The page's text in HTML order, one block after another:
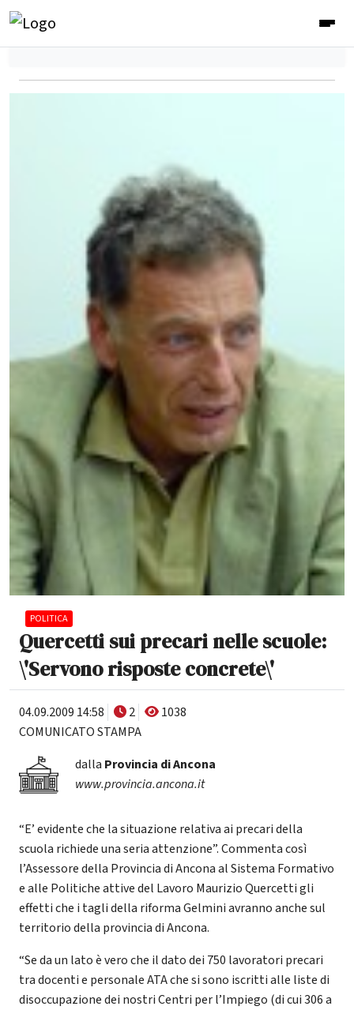
POLITICA
Quercetti sui precari nelle scuole:
\'Servono risposte concrete\'
04.09.2009 14:58 2
1038
COMUNICATO STAMPA
dalla Provincia di Ancona
www.provincia.ancona.it
“E’ evidente che la situazione relativa ai precari della
scuola richiede una seria attenzione”. Commenta così
l’Assessore della Provincia di Ancona al Sistema Formativo
e alle Politiche attive del Lavoro Maurizio Quercetti gli
effetti che i tagli della riforma Gelmini avranno anche sul
territorio della provincia di Ancona.
“Se da un lato è vero che il dato dei 750 lavoratori precari
tra docenti e personale ATA che si sono iscritti alle liste di
disoccupazione dei nostri Centri per l’Impiego (di cui 306 a